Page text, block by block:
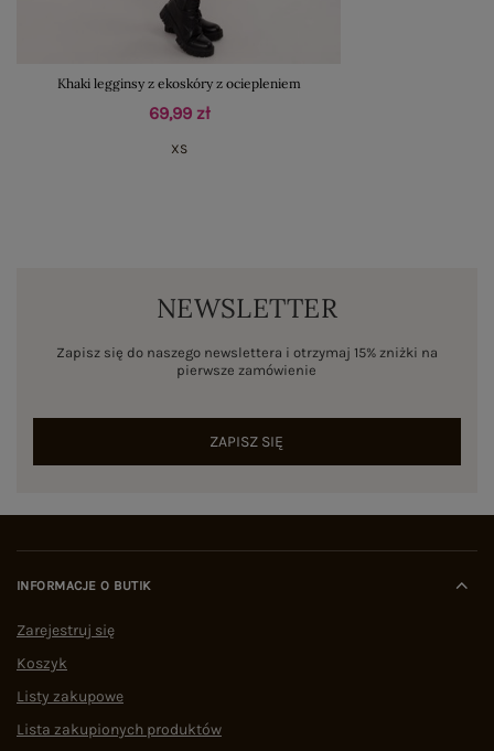
Khaki legginsy z ekoskóry z ociepleniem
69,99 zł
XS
NEWSLETTER
Zapisz się do naszego newslettera i otrzymaj 15% zniżki na
pierwsze zamówienie
ZAPISZ SIĘ
INFORMACJE O BUTIK
Zarejestruj się
Koszyk
Listy zakupowe
Lista zakupionych produktów